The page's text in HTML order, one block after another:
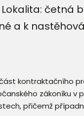
četná
a k
kontraktačního
zákoníku v
přičemž